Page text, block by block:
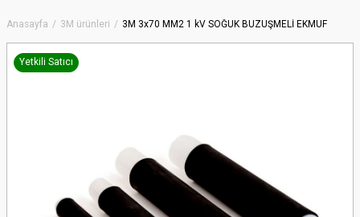
Anasayfa 3M ürünleri 3M 3x70 MM2 1 kV SOĞUK BÜZÜŞMELİ EKMUF
Yetkili Satıcı